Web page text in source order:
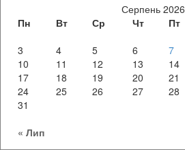
Серпень 2026
Пн
Вт Ср Чт Пт
3
4 5 6 7
10
11 12 13 14
17
18 19 20 21
24
25 26 27 28
31
« Лип